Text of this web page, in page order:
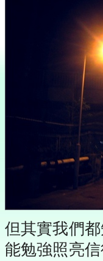
但其實我們
能勉強照亮